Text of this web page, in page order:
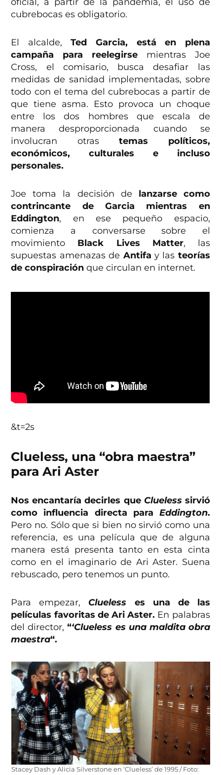
cubrebocas es obligatorio.
El alcalde,Ted Garcia, está en plena
campaña para reelegirse mientras Joe
Cross, el comisario, busca desafiar las
medidas de sanidad implementadas, sobre
todo con el tema del cubrebocas a partir de
que tiene asma. Esto provoca un choque
entre los dos hombres que escala de
manera desproporcionada cuando se
involucran otrastemas políticos,
económicos, culturales e incluso
personales.
Joe toma la decisión de lanzarse como
contrincante de Garcia mientras en
Eddington, en ese pequeño espacio,
comienza a conversarse sobre el
movimiento Black Lives Matter, las
supuestas amenazas de Antifa y las teorías
de conspiración que circulan en internet.
&t=2s
Clueless, una “obra maestra”
para Ari Aster
Nos encantaría decirles que Cluelesssirvió
como influencia directa para Eddington.
Pero no. Sólo que si bien no sirvió como una
referencia, es una película que de alguna
manera está presenta tanto en esta cinta
como en el imaginario de Ari Aster. Suena
rebuscado, pero tenemos un punto.
Para empezar, Clueless es una de las
películas favoritas de Ari Aster. En palabras
del director,“‘Clueless es una maldita obra
maestra“.
Stacey Dash y Alicia Silverstone en ‘Clueless’ de 1995 / Foto: